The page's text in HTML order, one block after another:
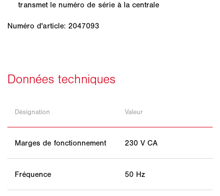
transmet le numéro de série à la centrale
Numéro d'article: 2047093
Désignation Valeur
Marges de fonctionnement 230 V CA
Fréquence 50 Hz